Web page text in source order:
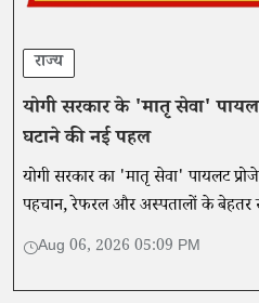
राज्य
योगी सरकार के 'मातृ सेवा'
घटाने की नई पहल
योगी सरकार का 'मातृ सेवा' पायलट
पहचान, रेफरल और अस्पतालों के बेहतर
के लिए उदाहरण बनकर उभरा है।
Aug 06, 2026 05:09 PM